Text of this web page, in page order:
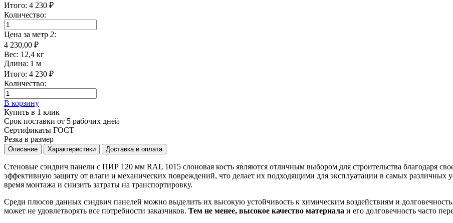
Итого: 4 230 ₽
Количество:
Цена за метр 2:
4 230,00 ₽
Вес: 12,4 кг
Длина: 1 м
Итого: 4 230 ₽
Количество:
В корзину
Купить в 1 клик
Срок поставки от 5 рабочих дней
Сертификаты ГОСТ
Резка в размер
Описание Характеристики Доставка и оплата
Стеновые сэндвич панели с ПИР 120 мм RAL 1015 слоновая кость являются отличным выбором для строительства благодаря
эффективную защиту от влаги и механических повреждений, что делает их подходящими для эксплуатации в самых различных
время монтажа и снизить затраты на транспортировку.
Среди плюсов данных сэндвич панелей можно выделить их высокую устойчивость к химическим воздействиям и
может не удовлетворять все потребности заказчиков. Тем не менее, высокое качество материала и его долговечность часто